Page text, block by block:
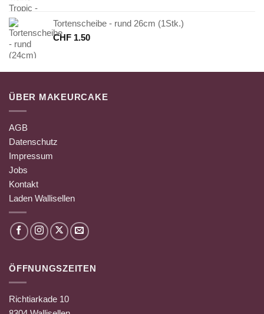
Tortenscheibe - rund 26cm (1Stk.)
CHF 1.50
ÜBER MAKEURCAKE
AGB
Datenschutz
Impressum
Jobs
Kontakt
Laden Wallisellen
ÖFFNUNGSZEITEN
Richtiarkade 10